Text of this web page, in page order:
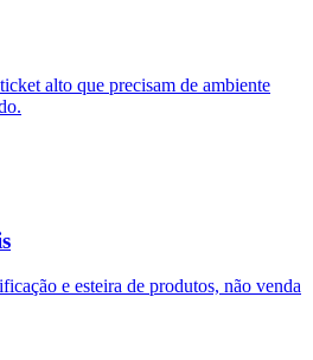
alto que precisam de ambiente
e esteira de produtos, não venda